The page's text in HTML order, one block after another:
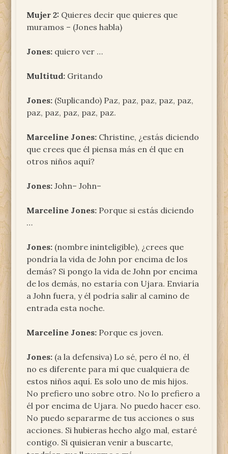
Mujer 2: Quieres decir que quieres que
muramos – (Jones habla)
Jones: quiero ver …
Multitud: Gritando
Jones: (Suplicando) Paz, paz, paz, paz, paz,
paz, paz, paz, paz, paz.
Marceline Jones: Christine, ¿estás diciendo
que crees que él piensa más en él que en
otros niños aquí?
Jones: John– John–
Marceline Jones: Porque si estás diciendo
…
Jones: (nombre ininteligible), ¿crees que
pondría la vida de John por encima de los
demás? Si pongo la vida de John por encima
de los demás, no estaría con Ujara. Enviaría
a John fuera, y él podría salir al camino de
entrada esta noche.
Marceline Jones: Porque es joven.
Jones: (a la defensiva) Lo sé, pero él no, él
no es diferente para mí que cualquiera de
estos niños aquí. Es solo uno de mis hijos.
No prefiero uno sobre otro. No lo prefiero a
él por encima de Ujara. No puedo hacer eso.
No puedo separarme de tus acciones o sus
acciones. Si hubieras hecho algo mal, estaré
contigo. Si quisieran venir a buscarte,